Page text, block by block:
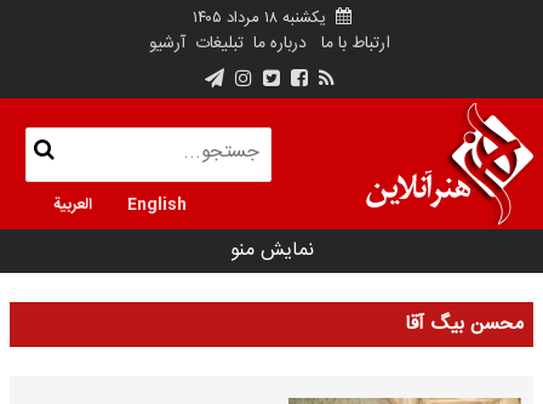
یکشنبه ۱۸ مرداد ۱۴۰۵
ارتباط با ما درباره ما تبلیغات آرشیو
English العربية
نمایش منو
محسن بیگ آقا